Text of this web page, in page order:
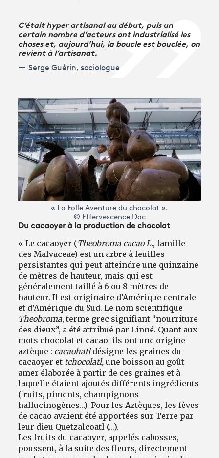
C’était hyper artisanal au début, puis un
certain nombre d’acteurs ont industrialisé les
choses et, aujourd’hui, la boucle est bouclée, on
revient à l’artisanat.
Serge Guérin, sociologue
« La Folle Aventure du chocolat ».
© Effervescence Doc
Du cacaoyer à la production de chocolat
« Le cacaoyer (Theobroma cacao L., famille
des Malvaceae) est un arbre à feuilles
persistantes qui peut atteindre une quinzaine
de mètres de hauteur, mais qui est
généralement taillé à 6 ou 8 mètres de
hauteur. Il est originaire d’Amérique centrale
et d’Amérique du Sud. Le nom scientifique
Theobroma, terme grec signifiant “nourriture
des dieux”, a été attribué par Linné. Quant aux
mots chocolat et cacao, ils ont une origine
aztèque : cacaohatldésigne les graines du
cacaoyer et tchocolatl, une boisson au goût
amer élaborée à partir de ces graines et à
laquelle étaient ajoutés différents ingrédients
(fruits, piments, champignons
hallucinogènes…). Pour les Aztèques, les fèves
de cacao avaient été apportées sur Terre par
leur dieu Quetzalcoatl (…).
Les fruits du cacaoyer, appelés cabosses,
poussent, à la suite des fleurs, directement